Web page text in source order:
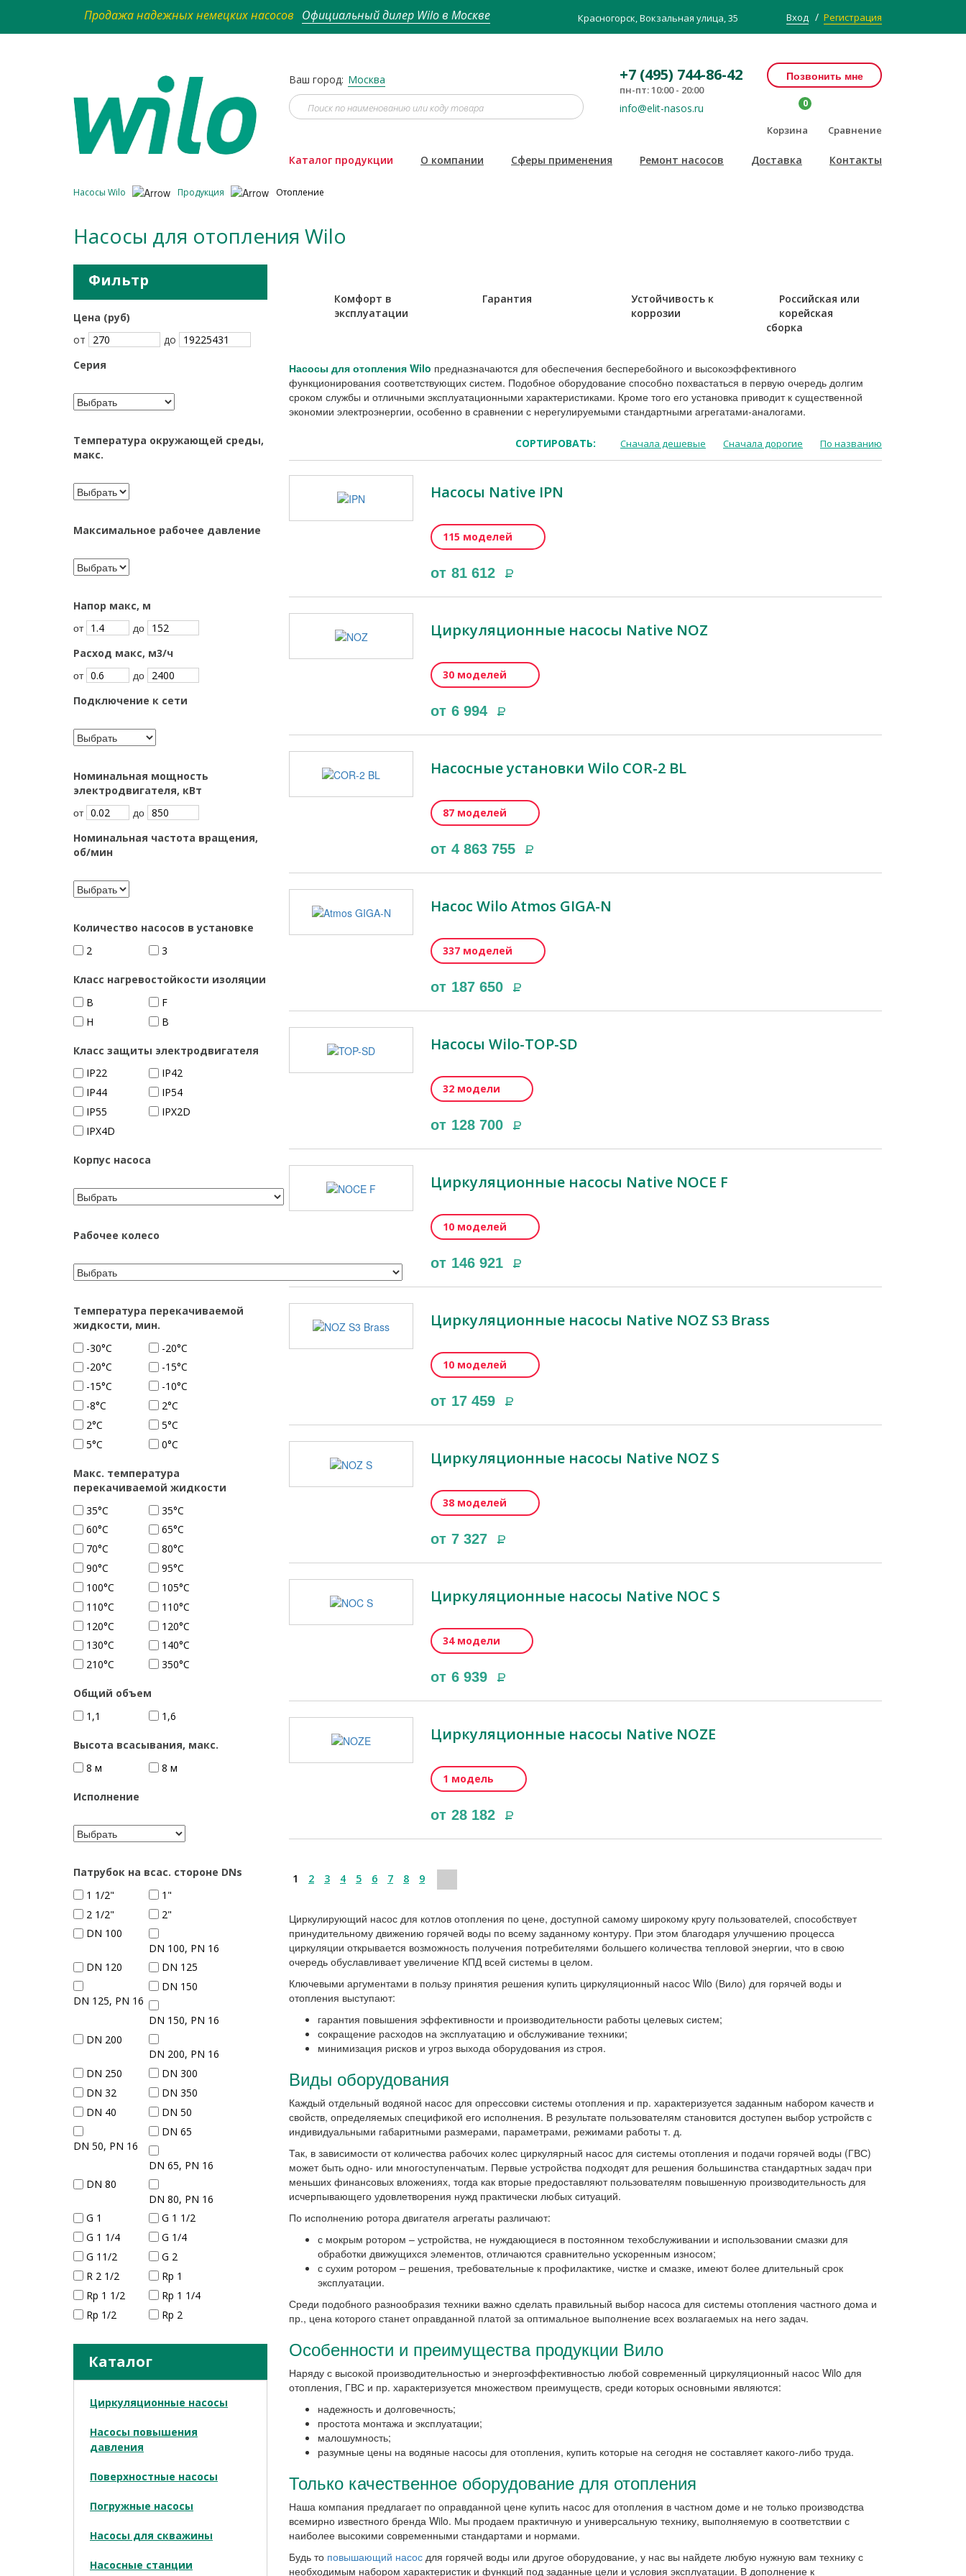
Продажа надежных немецких насосов Официальный дилер Wilo в Москве Красногорск, Вокзальная улица, 35 Вход / Регистрация
Ваш город: Москва +7 (495) 744-86-42
пн-пт: 10:00 - 20:00
info@elit-nasos.ru
Позвонить мне
Корзина
0
Сравнение
Каталог продукции О компании Сферы применения Ремонт насосов Доставка Контакты
Насосы Wilo Продукция Отопление
Насосы для отопления Wilo
Фильтр
Цена (руб)
от
до
Серия
Температура окружающей среды,
макс.
Максимальное рабочее давление
Напор макс, м
от до
Расход макс, м3/ч
от до
Подключение к сети
Номинальная мощность
электродвигателя, кВт
от до
Номинальная частота вращения,
об/мин
Количество насосов в установке
2
3
Класс нагревостойкости изоляции
B
F
H
В
Класс защиты электродвигателя
IP22
IP42
IP44
IP54
IP55
IPX2D
IPX4D
Корпус насоса
Рабочее колесо
Температура перекачиваемой
жидкости, мин.
-30°С
-20°C
-20°С
-15°C
-15°С
-10°C
-8°C
2°C
2°С
5°C
5°С
0°С
Макс. температура
перекачиваемой жидкости
35°C
35°С
60°C
65°C
70°C
80°C
90°C
95°C
100°C
105°С
110°C
110°С
120°C
120°С
130°C
140°C
210°C
350°C
Общий объем
1,1
1,6
Высота всасывания, макс.
8 м
8 м
Исполнение
Патрубок на всас. стороне DNs
1 1/2"
1"
2 1/2"
2"
DN 100
DN 100, PN 16
DN 120
DN 125
DN 125, PN 16
DN 150
DN 150, PN 16
DN 200
DN 200, PN 16
DN 250
DN 300
DN 32
DN 350
DN 40
DN 50
DN 50, PN 16
DN 65
DN 65, PN 16
DN 80
DN 80, PN 16
G 1
G 1 1/2
G 1 1/4
G 1/4
G 11/2
G 2
R 2 1/2
Rp 1
Rp 1 1/2
Rp 1 1/4
Rp 1/2
Rp 2
Каталог
Циркуляционные насосы
Насосы повышения
давления
Поверхностные насосы
Погружные насосы
Насосы для скважины
Насосные станции
Комфорт в
эксплуатации
Гарантия
Устойчивость к
коррозии
Российская или
корейская
сборка
Насосы для отопления Wilo предназначаются для обеспечения бесперебойного и высокоэффективного
функционирования соответствующих систем. Подобное оборудование способно похвастаться в первую очередь долгим
сроком службы и отличными эксплуатационными характеристиками. Кроме того его установка приводит к существенной
экономии электроэнергии, особенно в сравнении с нерегулируемыми стандартными агрегатами-аналогами.
СОРТИРОВАТЬ: Сначала дешевые Сначала дорогие По названию
Насосы Native IPN
115 моделей
от 81 612 Р
Циркуляционныe насосы Native NOZ
30 моделей
от 6 994 Р
Насосные установки Wilo COR-2 BL
87 моделей
от 4 863 755 Р
Насос Wilo Atmos GIGA-N
337 моделей
от 187 650 Р
Насосы Wilo-TOP-SD
32 модели
от 128 700 Р
Циркуляционные насосы Native NOCE F
10 моделей
от 146 921 Р
Циркуляционные насосы Native NOZ S3 Brass
10 моделей
от 17 459 Р
Циркуляционные насосы Native NOZ S
38 моделей
от 7 327 Р
Циркуляционные насосы Native NOC S
34 модели
от 6 939 Р
Циркуляционные насосы Native NOZE
1 модель
от 28 182 Р
1 2 3 4 5 6 7 8 9
Циркулирующий насос для котлов отопления по цене, доступной самому широкому кругу пользователей, способствует
принудительному движению горячей воды по всему заданному контуру. При этом благодаря улучшению процесса
циркуляции открывается возможность получения потребителями большего количества тепловой энергии, что в свою
очередь обуславливает увеличение КПД всей системы в целом.
Ключевыми аргументами в пользу принятия решения купить циркуляционный насос Wilo (Вило) для горячей воды и
отопления выступают:
гарантия повышения эффективности и производительности работы целевых систем;
сокращение расходов на эксплуатацию и обслуживание техники;
минимизация рисков и угроз выхода оборудования из строя.
Виды оборудования
Каждый отдельный водяной насос для опрессовки системы отопления и пр. характеризуется заданным набором качеств и
свойств, определяемых спецификой его исполнения. В результате пользователям становится доступен выбор устройств с
индивидуальными габаритными размерами, параметрами, режимами работы т. д.
Так, в зависимости от количества рабочих колес циркулярный насос для системы отопления и подачи горячей воды (ГВС)
может быть одно- или многоступенчатым. Первые устройства подходят для решения большинства стандартных задач при
меньших финансовых вложениях, тогда как вторые предоставляют пользователям повышенную производительность для
исчерпывающего удовлетворения нужд практически любых ситуаций.
По исполнению ротора двигателя агрегаты различают:
с мокрым ротором – устройства, не нуждающиеся в постоянном техобслуживании и использовании смазки для
обработки движущихся элементов, отличаются сравнительно ускоренным износом;
с сухим ротором – решения, требовательные к профилактике, чистке и смазке, имеют более длительный срок
эксплуатации.
Среди подобного разнообразия техники важно сделать правильный выбор насоса для системы отопления частного дома и
пр., цена которого станет оправданной платой за оптимальное выполнение всех возлагаемых на него задач.
Особенности и преимущества продукции Вило
Наряду с высокой производительностью и энергоэффективностью любой современный циркуляционный насос Wilo для
отопления, ГВС и пр. характеризуется множеством преимуществ, среди которых основными являются:
надежность и долговечность;
простота монтажа и эксплуатации;
малошумность;
разумные цены на водяные насосы для отопления, купить которые на сегодня не составляет какого-либо труда.
Только качественное оборудование для отопления
Наша компания предлагает по оправданной цене купить насос для отопления в частном доме и не только производства
всемирно известного бренда Wilo. Мы продаем практичную и универсальную технику, выполняемую в соответствии с
наиболее высокими современными стандартами и нормами.
Будь то повышающий насос для горячей воды или другое оборудование, у нас вы найдете любую нужную вам технику с
необходимым набором характеристик и функций под заданные цели и условия эксплуатации. В дополнение к